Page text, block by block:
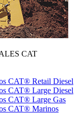
CAT
CAT® Retail Diesel
CAT® Large Diesel
CAT® Large Gas
CAT® Marinos